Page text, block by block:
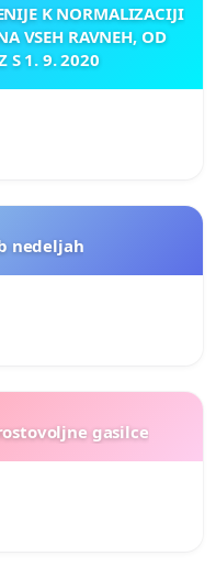
K NORMALIZACIJI
VSEH RAVNEH, OD
S 1. 9. 2020
nedeljah
gasilce